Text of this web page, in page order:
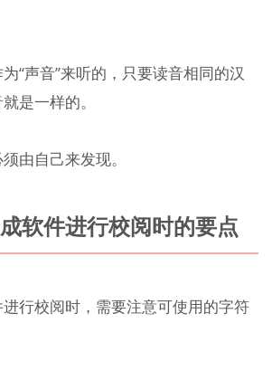
“声音”来听的，只要读音相同的汉
是一样的。
由自己来发现。
软件进行校阅时的要点
行校阅时，需要注意可使用的字符